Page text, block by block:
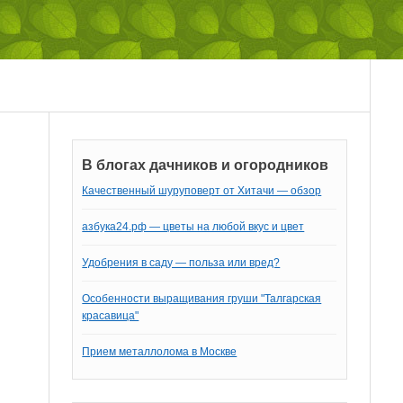
В блогах дачников и огородников
Качественный шуруповерт от Хитачи — обзор
азбука24.рф — цветы на любой вкус и цвет
Удобрения в саду — польза или вред?
Особенности выращивания груши "Талгарская
красавица"
Прием металлолома в Москве